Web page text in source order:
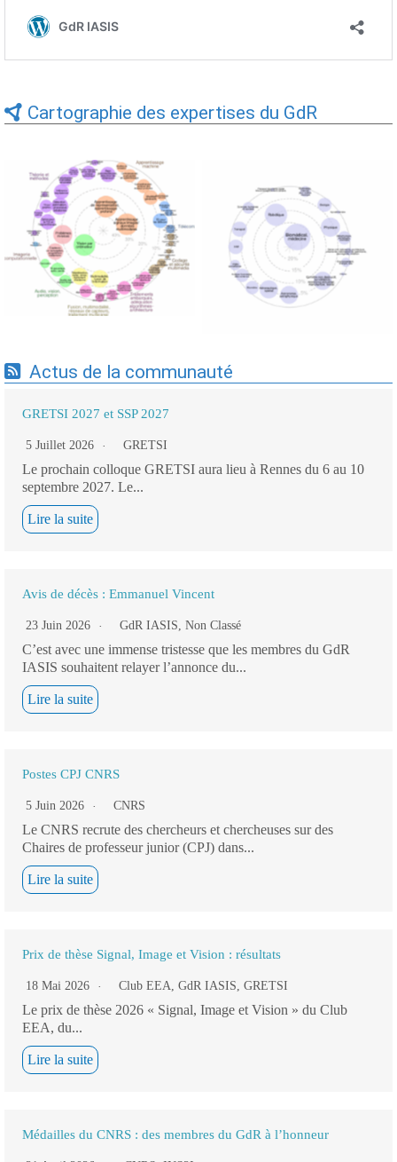
Cartographie des expertises du GdR
Expertises du GdR -
cartographie par Axes -
19/09/2025
Expertises du GdR -
cartographie par mots-clés
applicatifs - 19/09/2025
Actus de la communauté
GRETSI 2027 et SSP 2027
5 Juillet 2026 GRETSI
Le prochain colloque GRETSI aura lieu à Rennes du 6 au 10
septembre 2027. Le...
Lire la suite
Avis de décès : Emmanuel Vincent
23 Juin 2026 GdR IASIS, Non Classé
C’est avec une immense tristesse que les membres du GdR
IASIS souhaitent relayer l’annonce du...
Lire la suite
Postes CPJ CNRS
5 Juin 2026 CNRS
Le CNRS recrute des chercheurs et chercheuses sur des
Chaires de professeur junior (CPJ) dans...
Lire la suite
Prix de thèse Signal, Image et Vision : résultats
18 Mai 2026 Club EEA, GdR IASIS, GRETSI
Le prix de thèse 2026 « Signal, Image et Vision » du Club
EEA, du...
Lire la suite
Médailles du CNRS : des membres du GdR à l’honneur